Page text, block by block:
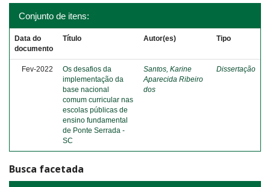
Conjunto de itens:
Data do
documento
Título Autor(es) Tipo
Fev-2022
Os desafios da
implementação da
base nacional
comum curricular nas
escolas públicas de
ensino fundamental
de Ponte Serrada -
SC
Santos, Karine
Aparecida Ribeiro
dos
Dissertação
Busca facetada